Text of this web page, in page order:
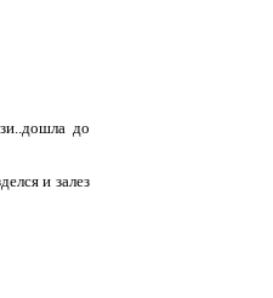
до
и залез